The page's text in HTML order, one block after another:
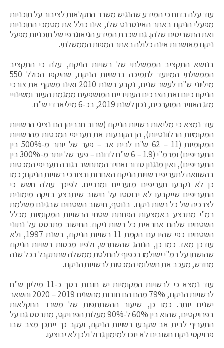
עוד עלה בדוח כי המידע שהנגיש משרד החקלאות לציבור על תוכניות
מפעלי הניקוז באתר האינטרנט שלו, אינו כולל את מסמכי התוכניות
ואת התשריטים שלהן. גם שכבת המידע הגיאוגרפי של תוכניות מפעל
ניקוז מאושרות אינה כלולה באתר המפות הממשלתי.
בנושא התקציב הממשלתי של רשויות הניקוז, עלה כי התקציב
הממשלתי המיועד לתמיכה ברשויות הניקוז, שהיקפו הכולל 550
מיליוני ש"ח לעשר שנים, נקבע בשנת 2010 ואינו משקף את צורכי
הניקוז כיום ואת הצרכים העתידיים המושפעים ממגמת העיור ומשינויי
מזג האוויר המוערכים, נכון לשנת 2019, בכ-6 מיליארדי ש"ח.
עוד נמצא כי מליאות רשויות הניקוז (שרוב חבריהן הם נציגי הרשויות
המקומיות הרלוונטיות), הן הקובעות את תעריפי המכסות מהרשויות
המקומיות (11 – 62 ש"ח לבית אב – פער של יותר מ-500% בין
התעריפים) ומרמ"י (1.9 – 6 ש"ח לדונם – פער של יותר מ-300% בין
התעריפים), ואין מנגנון סדור ואחיד המתחשב בגובה תעריפי המכסות
בהשוואה לתעריפי רשויות הניקוז האחרות ובצורכי רשויות הניקוז; כמו
כן לא נקבעו תעריפים מזעריים ומרביים. לפיכך עולה חשש כי
התעריפים שייקבעו לא יבוססו על חישוב שיתבצע בזיקה מימונית
לצרכיה של כל רשות ניקוז. בנוסף, חישוב השטחים שבגינם משלמת
רמ"י מתבצע באמצעות הפחתת שטחי הרשויות המקומיות מכלל
השטחים שלהם אחראית כל רשות ניקוז. החישוב מתבסס על נתוני
השטחים כפי שהיו עם הקמת 11 רשויות הניקוז, בשנת 1997, ולא
עודכן מאז. כמו כן, הנוהג שהשתרש, ולפיו מכסות רשויות הניקוז
שהושתו על רמ"י ישולמו בכפוף להחלטת ממשלה שתתקבל בכל שנה
מחדש, מעכב את תשלומי המכסות לרשויות הניקוז.
עוד נמצא כי לרשויות המקומיות יש חובות בסך כ-11 מיליון ש"ח
לרשויות הניקוז, 79% מהם הם חובות מהשנים 2019 – 2020 והשאר
ישנים יותר. כמו כן, שיעור ההשתתפות של משרד החקלאות
בפרויקטים, שהוא בין 60% ל-90% מעלות הפרויקט, מתבסס גם על
התעריף לבית אב שקבעו רשויות הניקוז, ועקב כך ייתכן מצב שבו
פרויקטי ניקוז חשובים לא יזכו למימון גדול ולכן לא יבוצעו.